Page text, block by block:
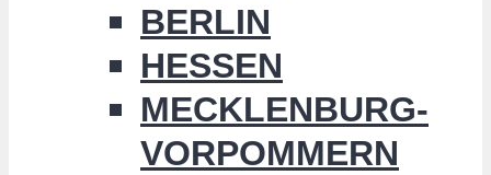
BERLIN
HESSEN
MECKLENBURG-
VORPOMMERN